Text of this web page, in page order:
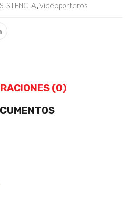
,Videoporteros
(0)